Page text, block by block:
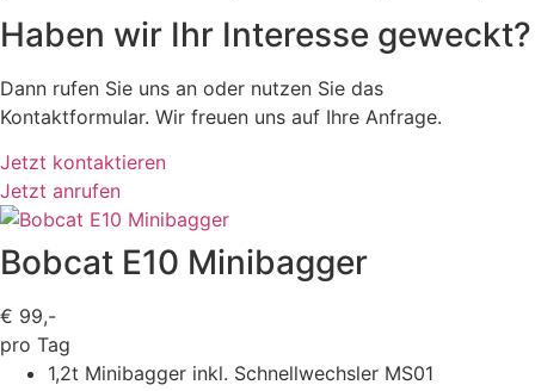
Haben wir Ihr Interesse geweckt?
Dann rufen Sie uns an oder nutzen Sie das
Kontaktformular. Wir freuen uns auf Ihre Anfrage.
Jetzt kontaktieren
Jetzt anrufen
Bobcat E10 Minibagger
€ 99,-
pro Tag
1,2t Minibagger inkl. Schnellwechsler MS01